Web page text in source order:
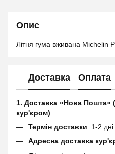
Опис
Літня гума вживана Michelin
Доставка Оплата
1. Доставка «Нова Пошта»
кур'єром)
Термін доставки: 1-2 дні.
Адресна доставка